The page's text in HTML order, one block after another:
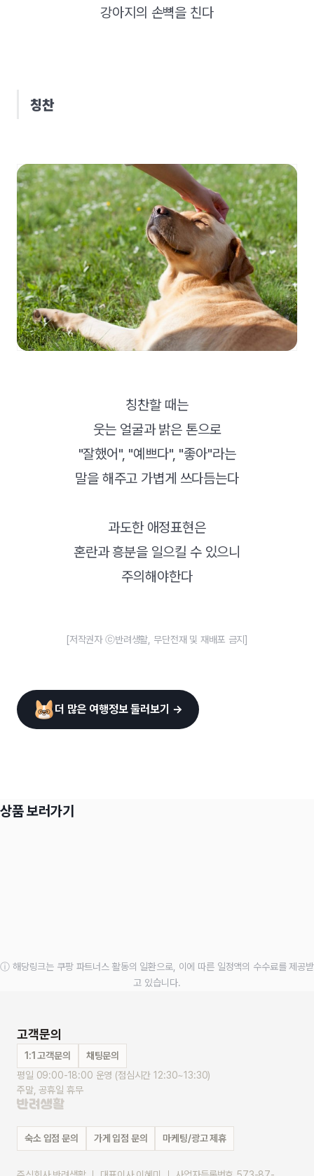
강아지의 손뼉을 친다
칭찬
칭찬할 때는
웃는 얼굴과 밝은 톤으로
"잘했어", "예쁘다", "좋아"라는
말을 해주고 가볍게 쓰다듬는다
과도한 애정표현은
혼란과 흥분을 일으킬 수 있으니
주의해야한다
[저작권자 ⓒ반려생활, 무단전재 및 재배포 금지]
더 많은 여행정보 둘러보기 →
상품 보러가기
ⓘ 해당링크는 쿠팡 파트너스 활동의 일환으로, 이에 따른 일정액의 수수료를 제공받
고 있습니다.
고객문의
1:1 고객문의
채팅문의
평일 09:00-18:00 운영 (점심시간 12:30~13:30)
주말, 공휴일 휴무
숙소 입점 문의 가게 입점 문의 마케팅/광고 제휴